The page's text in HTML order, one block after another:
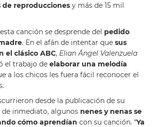
de reproducciones y más de 15 mil
canción se desprende del pedido
. En el afán de intentar que sus
el clásico ABC, Elian Ángel Valenzuela
el trabajo de elaborar una melodía
a los chicos les fuera fácil reconocer el
desde la publicación de su
inmediato, algunos nenes y nenas se
cómo aprendían con su canción. “Ya